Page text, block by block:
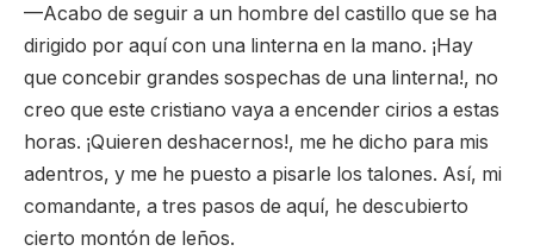
—Acabo de seguir a un hombre del castillo que se ha
dirigido por aquí con una linterna en la mano. ¡Hay
que concebir grandes sospechas de una linterna!, no
creo que este cristiano vaya a encender cirios a estas
horas. ¡Quieren deshacernos!, me he dicho para mis
adentros, y me he puesto a pisarle los talones. Así, mi
comandante, a tres pasos de aquí, he descubierto
cierto montón de leños.